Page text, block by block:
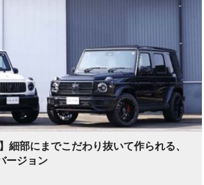
細部にまでこだわり抜いて作られる、
ージョン